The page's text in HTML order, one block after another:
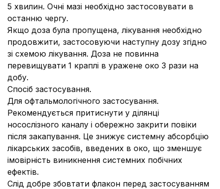
5 хвилин. Очні мазі необхідно застосовувати в
останню чергу.
Якщо доза була пропущена, лікування необхідно
продовжити, застосовуючи наступну дозу згідно
зі схемою лікування. Доза не повинна
перевищувати 1 краплі в уражене око 3 рази на
добу.
Спосіб застосування.
Для офтальмологічного застосування.
Рекомендується притиснути у ділянці
носослізного каналу і обережно закрити повіки
після закапування. Це знижує системну абсорбцію
лікарських засобів, введених в око, що зменшує
імовірність виникнення системних побічних
ефектів.
Слід добре збовтати флакон перед застосуванням